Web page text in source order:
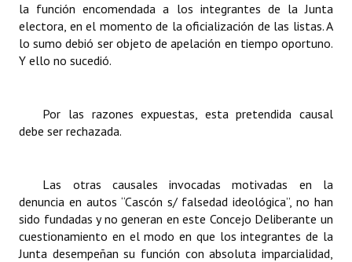
la función encomendada a los integrantes de la Junta
electora, en el momento de la oficialización de las listas. A
lo sumo debió ser objeto de apelación en tiempo oportuno.
Y ello no sucedió.
Por las razones expuestas, esta pretendida causal
debe ser rechazada.
Las otras causales invocadas motivadas en la
denuncia en autos “Cascón s/ falsedad ideológica”, no han
sido fundadas y no generan en este Concejo Deliberante un
cuestionamiento en el modo en que los integrantes de la
Junta desempeñan su función con absoluta imparcialidad,